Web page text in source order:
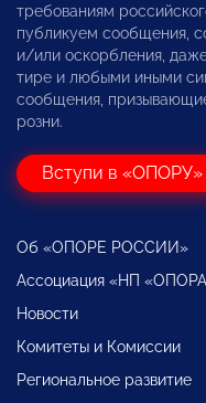
требованиям
публикуем сообщения,
и/или оскорбления,
тире и любыми иными
сообщения,
розни.
Вступи в «ОПОРУ»
Об «ОПОРЕ РОССИИ»
Ассоциация «НП
Новости
Комитеты и Комиссии
Региональное развитие